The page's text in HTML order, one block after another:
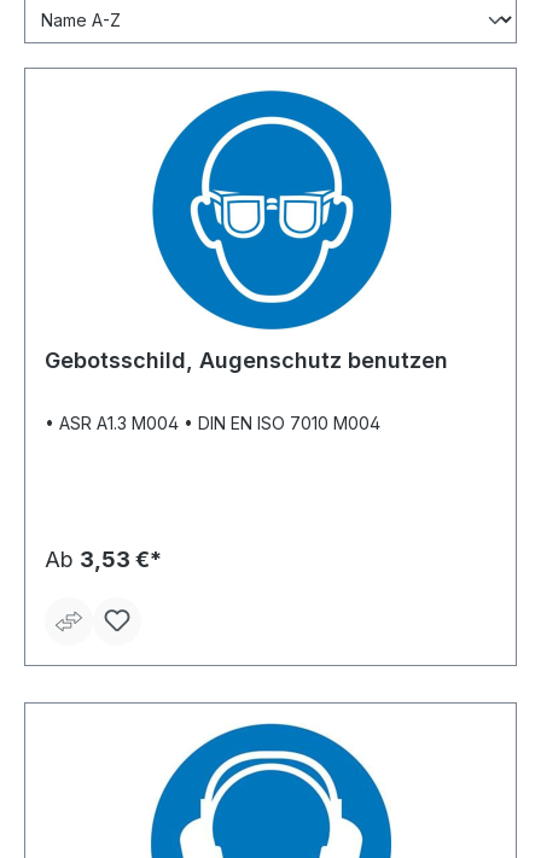
Gebotsschild, Augenschutz benutzen
• ASR A1.3 M004 • DIN EN ISO 7010 M004
Ab 3,53 €*